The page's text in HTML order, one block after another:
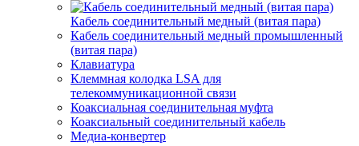
Кабель соединительный медный (витая пара)
Кабель соединительный медный промышленный
(витая пара)
Клавиатура
Клеммная колодка LSA для
телекоммуникационной связи
Коаксиальная соединительная муфта
Коаксиальный соединительный кабель
Медиа-конвертер